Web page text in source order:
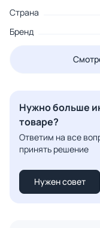
Страна
Бренд
Нужно больше
товаре?
Ответим на все
принять решение
Нужен совет